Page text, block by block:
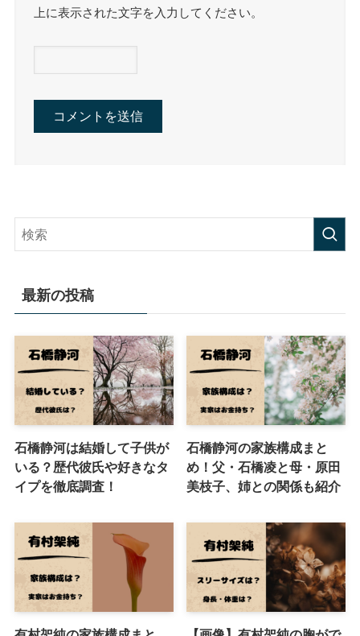
上に表示された文字を入力してください。
最新の投稿
石橋静河は結婚して子供が
いる？歴代彼氏や好きなタ
イプを徹底調査！
石橋静河の家族構成まと
め！父・石橋凌と母・原田
美枝子、姉との関係も紹介